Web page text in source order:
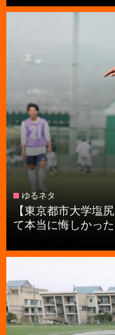
ゆるネタ
【東京都市大学塩
て本当に悔しかっ